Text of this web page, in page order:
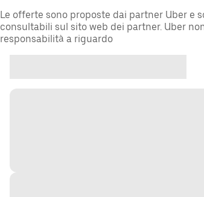
Le offerte sono proposte dai partner Uber e
consultabili sul sito web dei partner. Uber
responsabilità a riguardo